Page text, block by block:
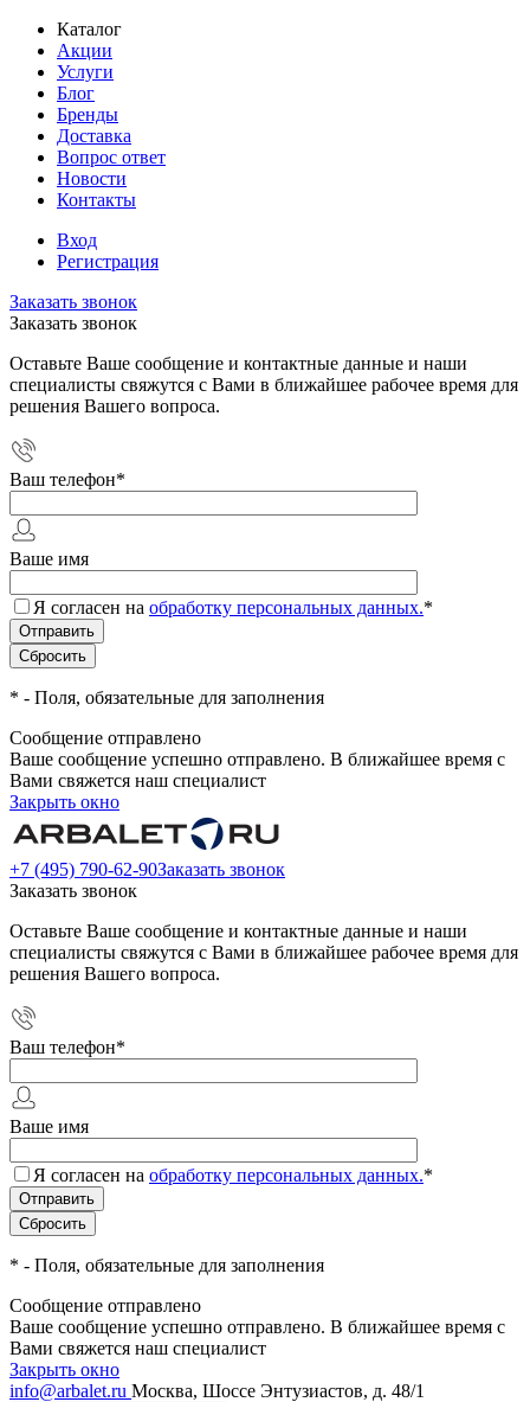
Каталог
Акции
Услуги
Блог
Бренды
Доставка
Вопрос ответ
Новости
Контакты
Вход
Регистрация
Заказать звонок
Заказать звонок
Оставьте Ваше сообщение и контактные данные и наши
специалисты свяжутся с Вами в ближайшее рабочее время для
решения Вашего вопроса.
Ваш телефон*
Ваше имя
Я согласен на обработку персональных данных.*
* - Поля, обязательные для заполнения
Сообщение отправлено
Ваше сообщение успешно отправлено. В ближайшее время с
Вами свяжется наш специалист
Закрыть окно
+7 (495) 790-62-90Заказать звонок
Заказать звонок
Оставьте Ваше сообщение и контактные данные и наши
специалисты свяжутся с Вами в ближайшее рабочее время для
решения Вашего вопроса.
Ваш телефон*
Ваше имя
Я согласен на обработку персональных данных.*
* - Поля, обязательные для заполнения
Сообщение отправлено
Ваше сообщение успешно отправлено. В ближайшее время с
Вами свяжется наш специалист
Закрыть окно
info@arbalet.ru Москва, Шоссе Энтузиастов, д. 48/1